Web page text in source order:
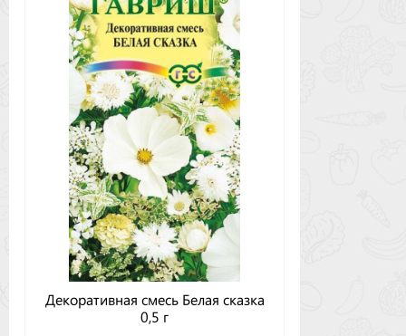
Декоративная смесь Белая сказка
0,5 г